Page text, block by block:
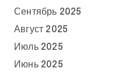
Сентябрь 2025
Август 2025
Июль 2025
Июнь 2025